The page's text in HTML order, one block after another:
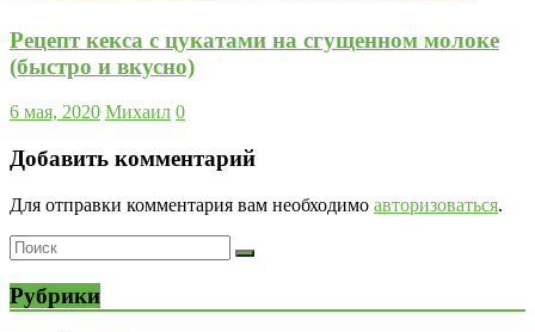
Рецепт кекса с цукатами на сгущенном молоке
(быстро и вкусно)
6 мая, 2020 Михаил 0
Добавить комментарий
Для отправки комментария вам необходимо авторизоваться.
Рубрики